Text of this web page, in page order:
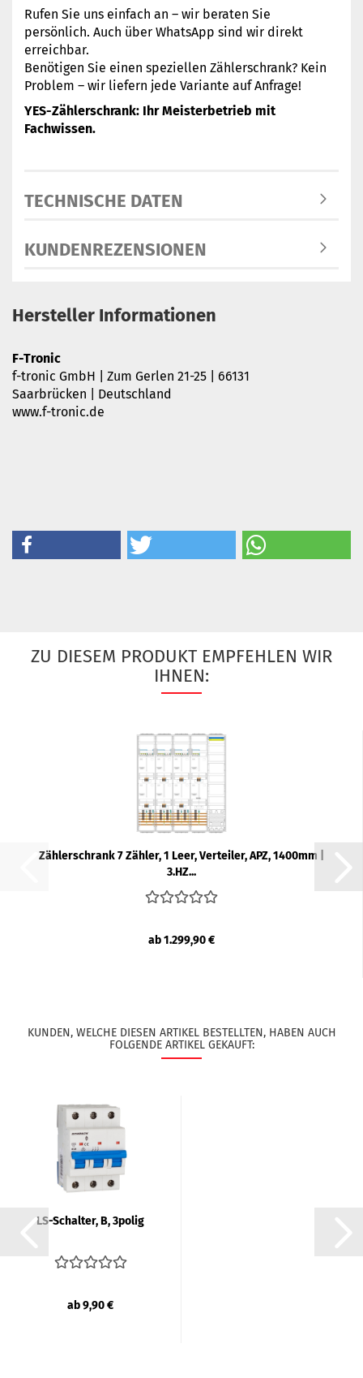
Rufen Sie uns einfach an – wir beraten Sie
persönlich. Auch über WhatsApp sind wir direkt
erreichbar.
Benötigen Sie einen speziellen Zählerschrank? Kein
Problem – wir liefern jede Variante auf Anfrage!
YES-Zählerschrank: Ihr Meisterbetrieb mit
Fachwissen.
TECHNISCHE DATEN
KUNDENREZENSIONEN
Hersteller Informationen
F-Tronic
f-tronic GmbH | Zum Gerlen 21-25 | 66131
Saarbrücken | Deutschland
www.f-tronic.de
ZU DIESEM PRODUKT EMPFEHLEN WIR
IHNEN:
Zäh­ler­schrank 7 Zäh­ler, 1 Leer, Ver­tei­ler, APZ, 1400mm |
3.HZ...
ab 1.299,90 €
KUNDEN, WELCHE DIESEN ARTIKEL BESTELLTEN, HABEN AUCH
FOLGENDE ARTIKEL GEKAUFT:
LS-​Schal­ter, B, 3polig
ab 9,90 €